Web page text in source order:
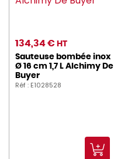
134,34 € HT
Sauteuse bombée inox
Ø 16 cm 1,7 L Alchimy De
Buyer
Réf : E1028528